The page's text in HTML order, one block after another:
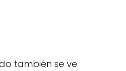
también se ve